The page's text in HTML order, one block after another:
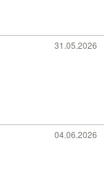
31.05.2026
04.06.2026